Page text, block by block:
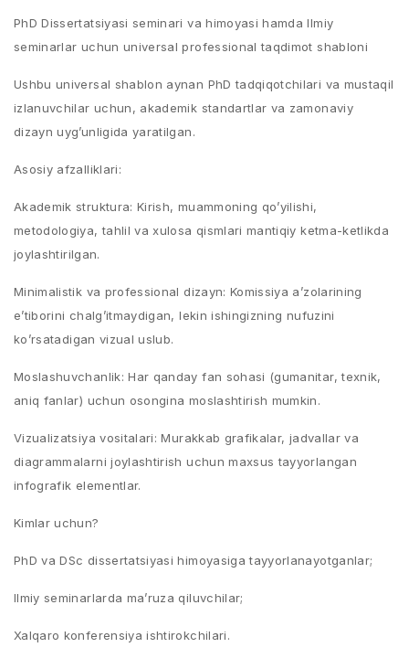
PhD Dissertatsiyasi seminari va himoyasi hamda Ilmiy
seminarlar uchun universal professional taqdimot shabloni
Ushbu universal shablon aynan PhD tadqiqotchilari va mustaqil
izlanuvchilar uchun, akademik standartlar va zamonaviy
dizayn uyg’unligida yaratilgan.
Asosiy afzalliklari:
Akademik struktura: Kirish, muammoning qo’yilishi,
metodologiya, tahlil va xulosa qismlari mantiqiy ketma-ketlikda
joylashtirilgan.
Minimalistik va professional dizayn: Komissiya a’zolarining
e’tiborini chalg’itmaydigan, lekin ishingizning nufuzini
ko’rsatadigan vizual uslub.
Moslashuvchanlik: Har qanday fan sohasi (gumanitar, texnik,
aniq fanlar) uchun osongina moslashtirish mumkin.
Vizualizatsiya vositalari: Murakkab grafikalar, jadvallar va
diagrammalarni joylashtirish uchun maxsus tayyorlangan
infografik elementlar.
Kimlar uchun?
PhD va DSc dissertatsiyasi himoyasiga tayyorlanayotganlar;
Ilmiy seminarlarda ma’ruza qiluvchilar;
Xalqaro konferensiya ishtirokchilari.